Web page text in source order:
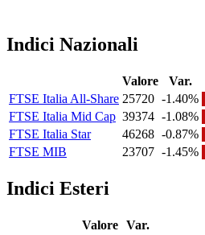
Indici Nazionali
Valore
Var.
FTSE Italia All-Share 25720 -1.40%
FTSE Italia Mid Cap 39374 -1.08%
FTSE Italia Star
46268 -0.87%
FTSE MIB
23707 -1.45%
Indici Esteri
Valore Var.